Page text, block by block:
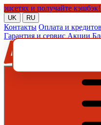
и получайте кэшбэк!
UK RU
Контакты Оплата и
Гарантия и сервис Акции